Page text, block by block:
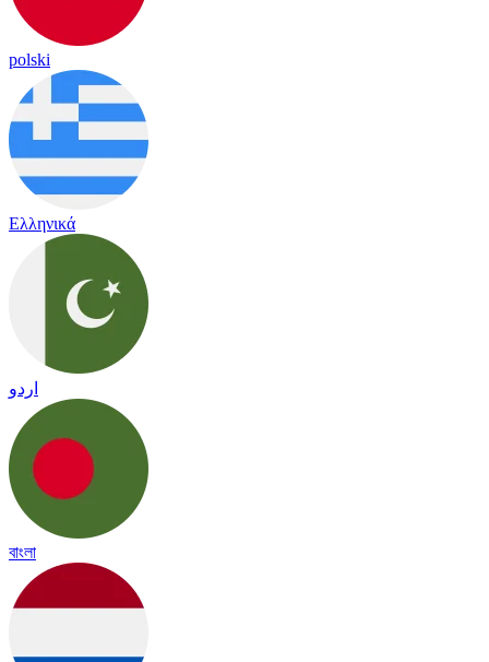
polski
Ελληνικά
اردو
বাংলা